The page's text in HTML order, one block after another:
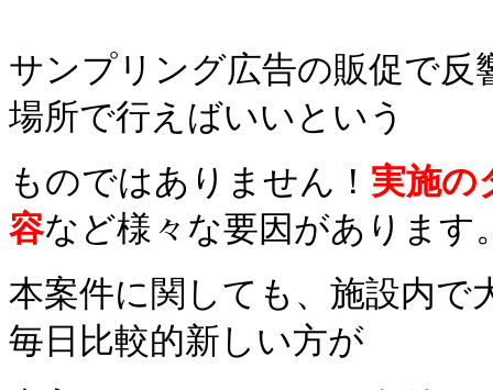
サンプリング広告の販促で
場所で行えばいいという
ものではありません！ 実施の
容など様々な要因があります
本案件に関しても、施設内
毎日比較的新しい方が